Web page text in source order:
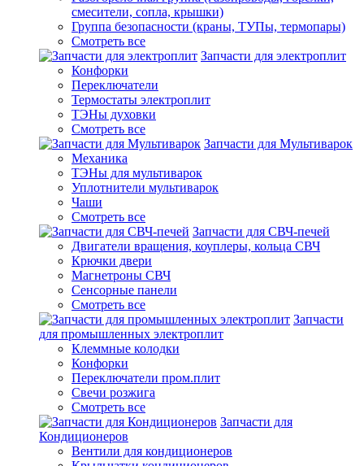
смесители, сопла, крышки)
Группа безопасности (краны, ТУПы, термопары)
Смотреть все
Запчасти для электроплит
Конфорки
Переключатели
Термостаты электроплит
ТЭНы духовки
Смотреть все
Запчасти для Мультиварок
Механика
ТЭНы для мультиварок
Уплотнители мультиварок
Чаши
Смотреть все
Запчасти для СВЧ-печей
Двигатели вращения, коуплеры, кольца СВЧ
Крючки двери
Магнетроны СВЧ
Сенсорные панели
Смотреть все
Запчасти
для промышленных электроплит
Клеммные колодки
Конфорки
Переключатели пром.плит
Свечи розжига
Смотреть все
Запчасти для
Кондиционеров
Вентили для кондиционеров